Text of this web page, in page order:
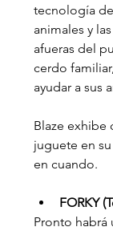
tecnología
animales y
afueras del
cerdo
ayudar a sus
Blaze exhibe
juguete en
en cuando.
FORKY
Pronto habrá